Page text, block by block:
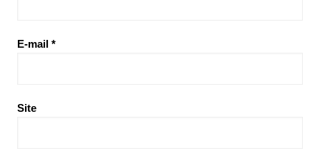
E-mail *
Site